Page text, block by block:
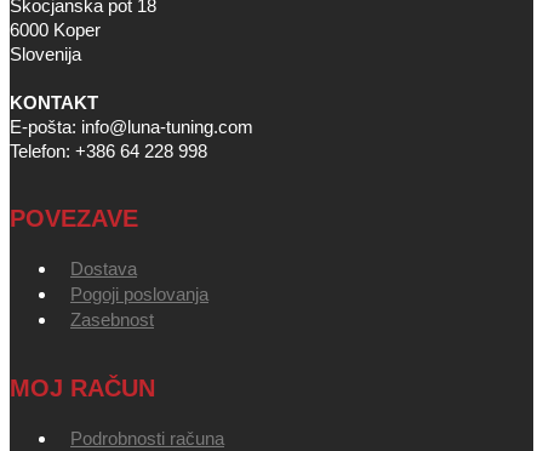
Škocjanska pot 18
6000 Koper
Slovenija
KONTAKT
E-pošta: info@luna-tuning.com
Telefon: +386 64 228 998
POVEZAVE
Dostava
Pogoji poslovanja
Zasebnost
MOJ RAČUN
Podrobnosti računa